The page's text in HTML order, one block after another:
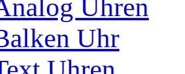
Uhren
Uhr